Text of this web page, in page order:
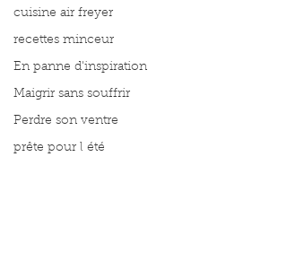
cuisine air freyer
recettes minceur
En panne d'inspiration
Maigrir sans souffrir
Perdre son ventre
prête pour l été